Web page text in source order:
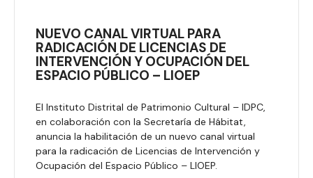
NUEVO CANAL VIRTUAL PARA
RADICACIÓN DE LICENCIAS DE
INTERVENCIÓN Y OCUPACIÓN DEL
ESPACIO PÚBLICO – LIOEP
El Instituto Distrital de Patrimonio Cultural – IDPC,
en colaboración con la Secretaría de Hábitat,
anuncia la habilitación de un nuevo canal virtual
para la radicación de Licencias de Intervención y
Ocupación del Espacio Público – LIOEP.